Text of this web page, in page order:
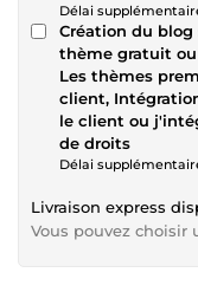
Délai
Création du
thème gratuit
Les thèmes
client,
le client ou
de droits
Délai
Livraison express
Vous pouvez